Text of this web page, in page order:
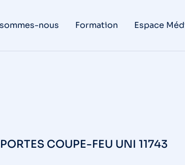
nous Formation Espace
COUPE-FEU UNI 11743